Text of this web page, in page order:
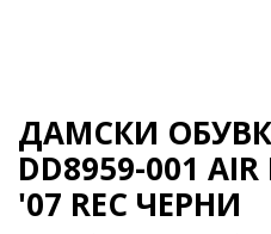
ДАМСКИ
DD8959-001 AIR
'07 REC ЧЕРНИ